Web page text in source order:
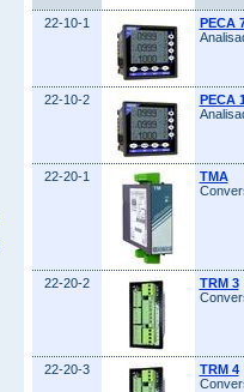
22-10-1
PECA
22-10-2
PECA
22-20-1
TMA
22-20-2
TRM 3
22-20-3
TRM 4